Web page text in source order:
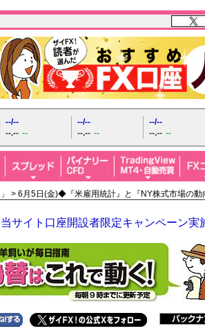
--/--
--.-- --
--/--
--.-- --
--/--
--.-- --
> 6月5日(金)◆『米雇用統計』と『NY株式市場の動
サイト口座開設者限定キャンペーン実